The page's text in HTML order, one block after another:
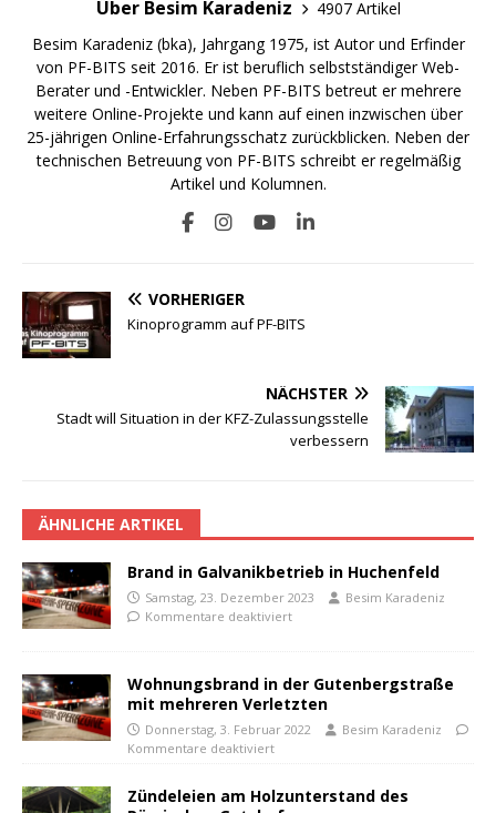
Über Besim Karadeniz
4907 Artikel
Besim Karadeniz (bka), Jahrgang 1975, ist Autor und Erfinder
von PF-BITS seit 2016. Er ist beruflich selbstständiger Web-
Berater und -Entwickler. Neben PF-BITS betreut er mehrere
weitere Online-Projekte und kann auf einen inzwischen über
25-jährigen Online-Erfahrungsschatz zurückblicken. Neben der
technischen Betreuung von PF-BITS schreibt er regelmäßig
Artikel und Kolumnen.
VORHERIGER
Kinoprogramm auf PF-BITS
NÄCHSTER
Stadt will Situation in der KFZ-Zulassungsstelle
verbessern
ÄHNLICHE ARTIKEL
Brand in Galvanikbetrieb in Huchenfeld
Samstag, 23. Dezember 2023
Besim Karadeniz
Kommentare deaktiviert
Wohnungsbrand in der Gutenbergstraße
mit mehreren Verletzten
Donnerstag, 3. Februar 2022
Besim Karadeniz
Kommentare deaktiviert
Zündeleien am Holzunterstand des